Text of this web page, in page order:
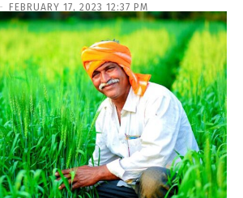
- FEBRUARY 17, 2023 12:37 PM